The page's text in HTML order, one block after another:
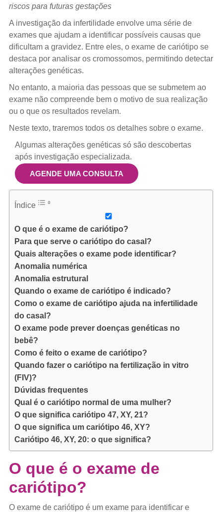
riscos para futuras gestações
A investigação da infertilidade envolve uma série de
exames que ajudam a identificar possíveis causas que
dificultam a gravidez. Entre eles, o exame de cariótipo se
destaca por analisar os cromossomos, permitindo detectar
alterações genéticas.
No entanto, a maioria das pessoas que se submetem ao
exame não compreende bem o motivo de sua realização
ou o que os resultados revelam.
Neste texto, traremos todos os detalhes sobre o exame.
Algumas alterações genéticas só são descobertas
após investigação especializada.
AGENDE UMA CONSULTA
Índice
O que é o exame de cariótipo?
Para que serve o cariótipo do casal?
Quais alterações o exame pode identificar?
Anomalia numérica
Anomalia estrutural
Quando o exame de cariótipo é indicado?
Como o exame de cariótipo ajuda na infertilidade
do casal?
O exame pode prever doenças genéticas no
bebê?
Como é feito o exame de cariótipo?
Quando fazer o cariótipo na fertilização in vitro
(FIV)?
Dúvidas frequentes
Qual é o cariótipo normal de uma mulher?
O que significa cariótipo 47, XY, 21?
O que significa um cariótipo 46, XY?
Cariótipo 46, XY, 20: o que significa?
O que é o exame de
cariótipo?
O exame de cariótipo é um exame para identificar e